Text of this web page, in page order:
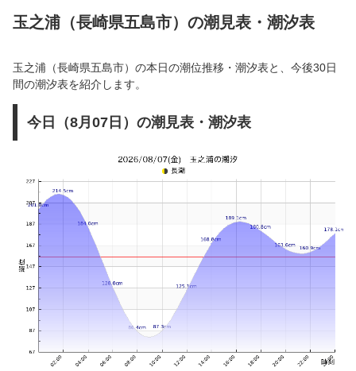
玉之浦（長崎県五島市）の潮見表・潮汐表
玉之浦（長崎県五島市）の本日の潮位推移・潮汐表と、今後30日
間の潮汐表を紹介します。
今日（8月07日）の潮見表・潮汐表